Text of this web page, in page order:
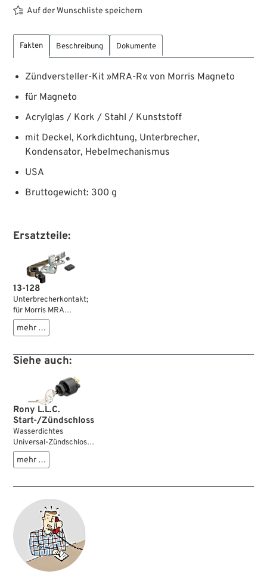
Auf der Wunschliste speichern
Fakten Beschreibung Dokumente
Zündversteller-Kit »MRA-R« von Morris Magneto
für Magneto
Acrylglas / Kork / Stahl / Kunststoff
mit Deckel, Korkdichtung, Unterbrecher,
Kondensator, Hebelmechanismus
USA
Bruttogewicht: 300 g
Ersatzteile:
13-128
Unterbrecherkontakt;
für Morris MRA
Zündversteller-Kit;
Stahl / Kunststoff;
mehr …
Siehe auch:
Rony L.L.C.
Start-/Zündschloss
Wasserdichtes
Universal-Zündschloss,
mit dem es auch bei
Starkregen keine
Schloss hat vier
AUS-AN-START-HUPE.
Kann ohne
Starterrelais
verwendet werden. Die
Stellung AUS kann
auch einen Magneto auf
Masse schließen.
mehr …